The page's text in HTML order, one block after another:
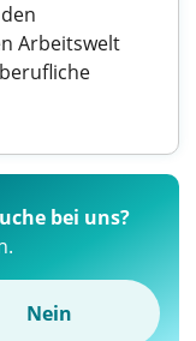
Arbeitswelt
bei uns?
Nein